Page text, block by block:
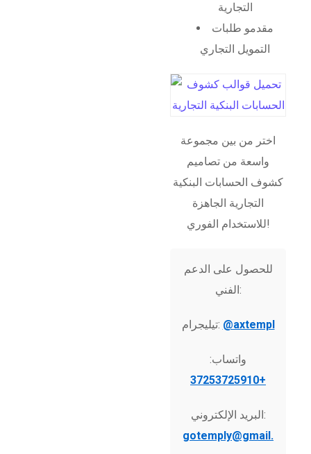
التجارية
مقدمو طلبات
التمويل التجاري
اختر من بين مجموعة
واسعة من تصاميم
كشوف الحسابات البنكية
التجارية الجاهزة
للاستخدام الفوري!
للحصول على الدعم
الفني:
تيليجرام: @axtempl
واتساب:
+37253725910
البريد الإلكتروني:
gotemply@gmail.